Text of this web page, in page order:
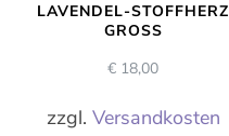
LAVENDEL-STOFFHERZ
GROSS
€ 18,00
zzgl. Versandkosten